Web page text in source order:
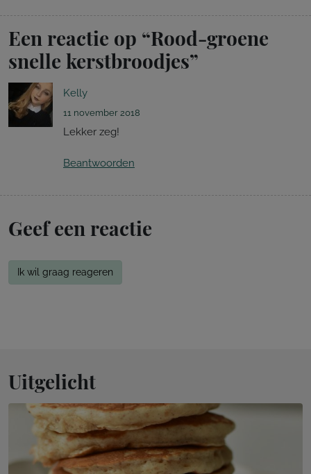
Een reactie op “Rood-groene
snelle kerstbroodjes”
Kelly
11 november 2018
Lekker zeg!
Beantwoorden
Geef een reactie
Ik wil graag reageren
Uitgelicht